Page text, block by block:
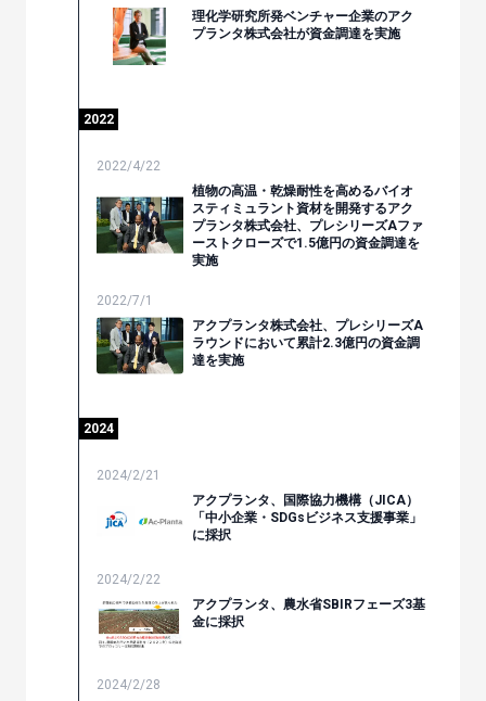
理化学研究所発ベンチャー企業のアク
プランタ株式会社が資金調達を実施
2022
2022/4/22
植物の高温・乾燥耐性を高めるバイオ
スティミュラント資材を開発するアク
プランタ株式会社、プレシリーズAファ
ーストクローズで1.5億円の資金調達を
実施
2022/7/1
アクプランタ株式会社、プレシリーズA
ラウンドにおいて累計2.3億円の資金調
達を実施
2024
2024/2/21
アクプランタ、国際協力機構（JICA）
「中小企業・SDGsビジネス支援事業」
に採択
2024/2/22
アクプランタ、農水省SBIRフェーズ3基
金に採択
2024/2/28